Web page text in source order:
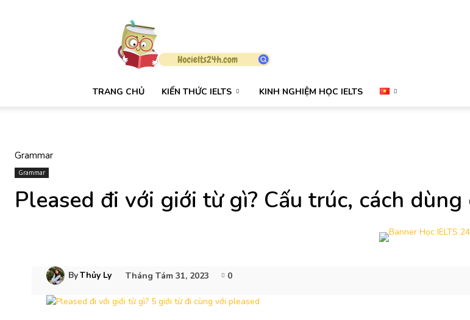
TRANG CHỦ KIẾN THỨC IELTS KINH NGHIỆM HỌC IELTS
Grammar
Grammar
Pleased đi với giới từ gì? Cấu trúc, cách
ByThủy Ly Tháng Tám 31, 2023 0